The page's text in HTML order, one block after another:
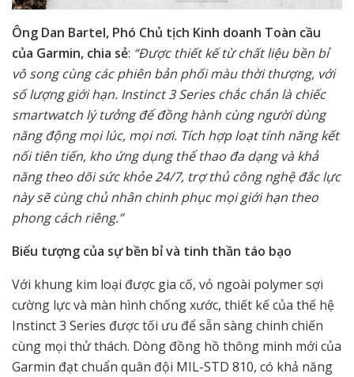
Ông Dan Bartel, Phó Chủ tịch Kinh doanh Toàn cầu
của Garmin, chia sẻ: “Được thiết kế từ chất liệu bền bỉ
vô song cùng các phiên bản phối màu thời thượng, với
số lượng giới hạn. Instinct 3 Series chắc chắn là chiếc
smartwatch lý tưởng để đồng hành cùng người dùng
năng động mọi lúc, mọi nơi. Tích hợp loạt tính năng kết
nối tiên tiến, kho ứng dụng thể thao đa dạng và khả
năng theo dõi sức khỏe 24/7, trợ thủ công nghệ đắc lực
này sẽ cùng chủ nhân chinh phục mọi giới hạn theo
phong cách riêng.”
Biểu tượng của sự bền bỉ và tinh thần táo bạo
Với khung kim loại được gia cố, vỏ ngoài polymer sợi
cường lực và màn hình chống xước, thiết kế của thế hệ
Instinct 3 Series được tối ưu để sẵn sàng chinh chiến
cùng mọi thử thách. Dòng đồng hồ thông minh mới của
Garmin đạt chuẩn quân đội MIL-STD 810, có khả năng